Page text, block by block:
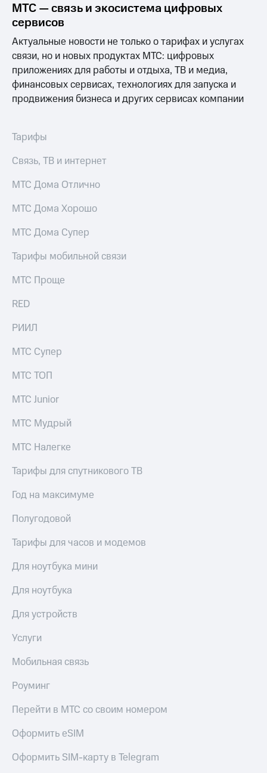
МТС
Достижения
Интервью
Финансовая
Новости
в
регионе
и акционерам
Корпоративное
секретарь
информации
Собрания
акционеров
Личный
кабинет
акционера
Акционерный
капитал
Контроль
аудит
акций
Описание
приобретения
выкупа
Дивиденды
Рынок
облигаций
Описание
Еврооблигации-2023
именных
Регистратор
Контакты
деловая этика
МТС — связь и экосистема цифровых
сервисов
Актуальные новости не только о тарифах и услугах
связи, но и новых продуктах МТС: цифровых
приложениях для работы и отдыха, ТВ и медиа,
финансовых сервисах, технологиях для запуска и
продвижения бизнеса и других сервисах компании
Тарифы
Связь, ТВ и интернет
МТС Дома Отлично
МТС Дома Хорошо
МТС Дома Супер
Тарифы мобильной связи
МТС Проще
RED
РИИЛ
МТС Супер
МТС ТОП
МТС Junior
МТС Мудрый
МТС Налегке
Тарифы для спутникового ТВ
Год на максимуме
Полугодовой
Тарифы для часов и модемов
Для ноутбука мини
Для ноутбука
Для устройств
Услуги
Мобильная связь
Роуминг
Перейти в МТС со своим номером
Оформить eSIM
Оформить SIM-карту в Telegram